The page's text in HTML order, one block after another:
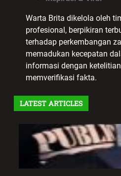
Warta Brita dikelola oleh
profesional, berpikiran
terhadap perkembangan
memadukan kecepatan
informasi dengan
memverifikasi fakta.
LATEST ARTICLES